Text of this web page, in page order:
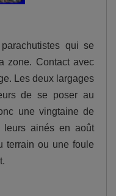
qui se
zone. Contact avec
Les deux largages
de se poser au
une vingtaine de
leurs ainés en août
terrain ou une foule